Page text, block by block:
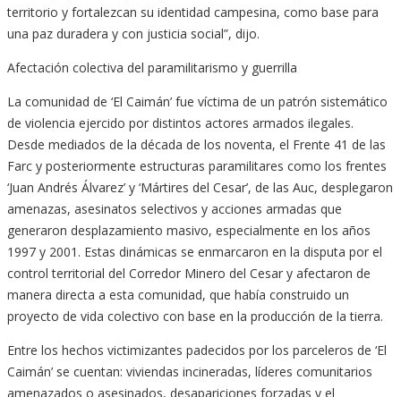
territorio y fortalezcan su identidad campesina, como base para
una paz duradera y con justicia social”, dijo.
Afectación colectiva del paramilitarismo y guerrilla
La comunidad de ‘El Caimán’ fue víctima de un patrón sistemático
de violencia ejercido por distintos actores armados ilegales.
Desde mediados de la década de los noventa, el Frente 41 de las
Farc y posteriormente estructuras paramilitares como los frentes
‘Juan Andrés Álvarez’ y ‘Mártires del Cesar’, de las Auc, desplegaron
amenazas, asesinatos selectivos y acciones armadas que
generaron desplazamiento masivo, especialmente en los años
1997 y 2001. Estas dinámicas se enmarcaron en la disputa por el
control territorial del Corredor Minero del Cesar y afectaron de
manera directa a esta comunidad, que había construido un
proyecto de vida colectivo con base en la producción de la tierra.
Entre los hechos victimizantes padecidos por los parceleros de ‘El
Caimán’ se cuentan: viviendas incineradas, líderes comunitarios
amenazados o asesinados, desapariciones forzadas y el